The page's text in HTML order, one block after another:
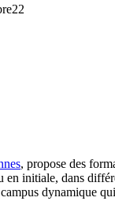
, propose des
en initiale, dans
dynamique